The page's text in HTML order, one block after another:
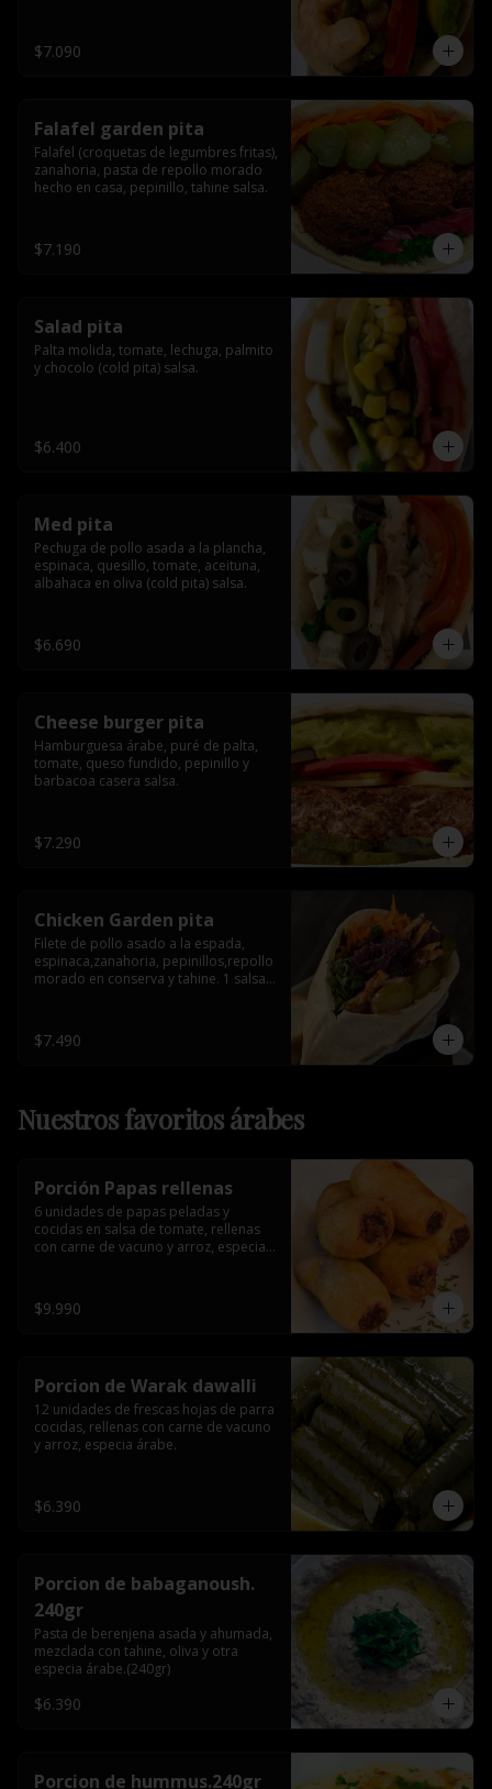
$7.090
Falafel garden pita
Falafel (croquetas de legumbres fritas),
zanahoria, pasta de repollo morado
hecho en casa, pepinillo, tahine salsa.
$7.190
Salad pita
Palta molida, tomate, lechuga, palmito
y chocolo (cold pita) salsa.
$6.400
Med pita
Pechuga de pollo asada a la plancha,
espinaca, quesillo, tomate, aceituna,
albahaca en oliva (cold pita) salsa.
$6.690
Cheese burger pita
Hamburguesa árabe, puré de palta,
tomate, queso fundido, pepinillo y
barbacoa casera salsa.
$7.290
Chicken Garden pita
Filete de pollo asado a la espada,
espinaca,zanahoria, pepinillos,repollo
morado en conserva y tahine. 1 salsa
$7.490
Nuestros favoritos árabes
Porción Papas rellenas
6 unidades de papas peladas y
cocidas en salsa de tomate, rellenas
con carne de vacuno y arroz, especia
$9.990
Porcion de Warak dawalli
12 unidades de frescas hojas de parra
cocidas, rellenas con carne de vacuno
y arroz, especia árabe.
$6.390
Porcion de babaganoush.
240gr
Pasta de berenjena asada y ahumada,
mezclada con tahine, oliva y otra
especia árabe.(240gr)
$6.390
Porcion de hummus.240gr